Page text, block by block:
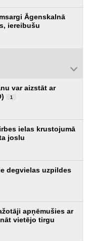
Āgenskalnā
iereibušu
var aizstāt ar
1
ielas krustojumā
joslu
degvielas uzpildes
apņēmušies ar
vietējo tirgu